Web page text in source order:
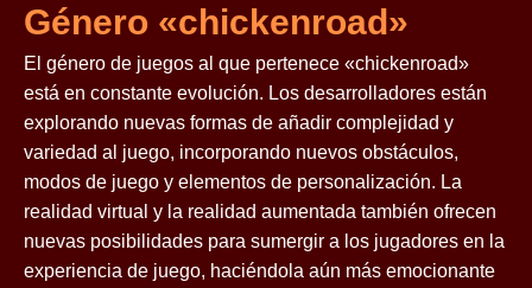
Género «chickenroad»
El género de juegos al que pertenece «chickenroad»
está en constante evolución. Los desarrolladores están
explorando nuevas formas de añadir complejidad y
variedad al juego, incorporando nuevos obstáculos,
modos de juego y elementos de personalización. La
realidad virtual y la realidad aumentada también ofrecen
nuevas posibilidades para sumergir a los jugadores en la
experiencia de juego, haciéndola aún más emocionante